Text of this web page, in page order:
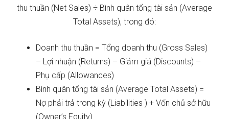
thu thuần (Net Sales) ÷ Bình quân tổng tài sản (Average
Total Assets), trong đó:
Doanh thu thuần = Tổng doanh thu (Gross Sales)
– Lợi nhuận (Returns) – Giảm giá (Discounts) –
Phụ cấp (Allowances)
Bình quân tổng tài sản (Average Total Assets) =
Nợ phải trả trong kỳ (Liabilities ) + Vốn chủ sở hữu
(Owner’s Equity)